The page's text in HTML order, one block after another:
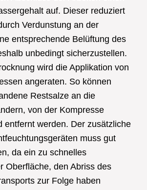
auf. Dieser reduziert
Verdunstung an der
entsprechende Belüftung des
unbedingt sicherzustellen.
wird die Applikation von
angeraten. So können
Restsalze an die
von der Kompresse
entfernt werden. Der zusätzliche
muss gut
da ein zu schnelles
Oberfläche, den Abriss des
zur Folge haben